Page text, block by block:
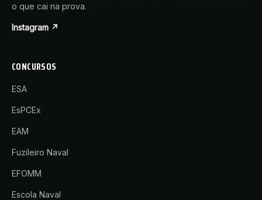
o que cai na prova.
Instagram ↗
CONCURSOS
ESA
EsPCEx
EAM
Fuzileiro Naval
EFOMM
Escola Naval